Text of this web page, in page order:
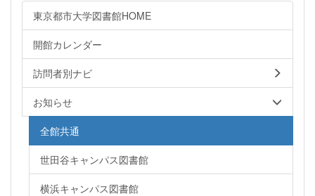
東京都市大学図書館HOME
開館カレンダー
訪問者別ナビ
お知らせ
全館共通
世田谷キャンパス図書館
横浜キャンパス図書館